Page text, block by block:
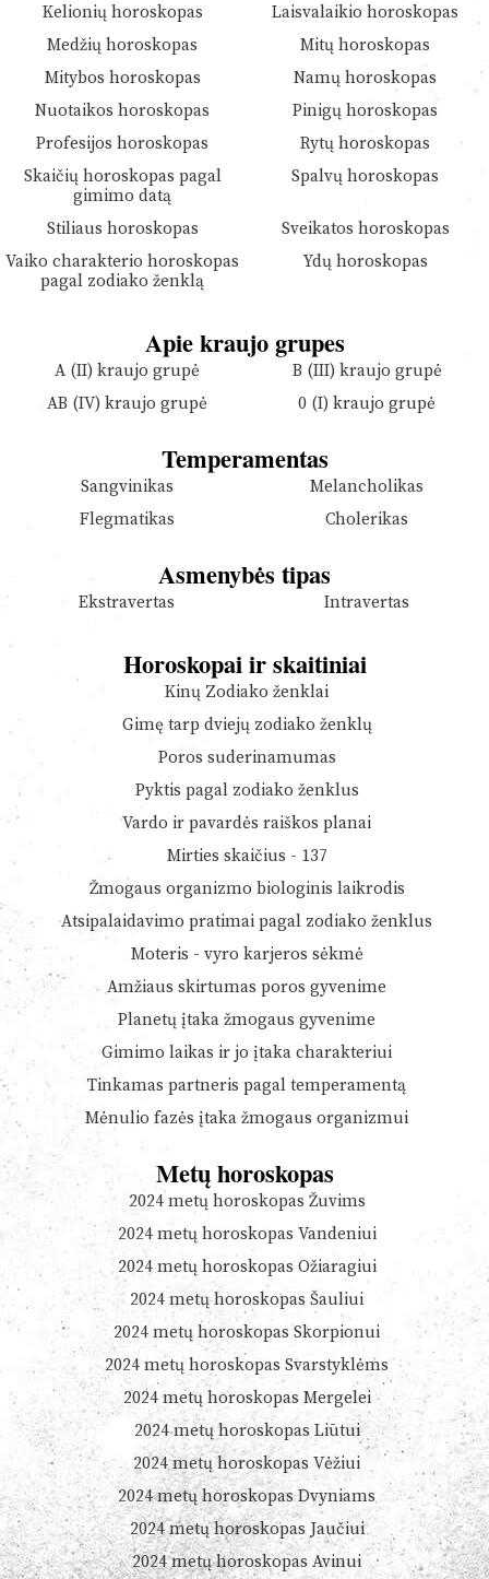
Kelionių horoskopas
Laisvalaikio horoskopas
Medžių horoskopas
Mitų horoskopas
Mitybos horoskopas
Namų horoskopas
Nuotaikos horoskopas
Pinigų horoskopas
Profesijos horoskopas
Rytų horoskopas
Skaičių horoskopas pagal
gimimo datą
Spalvų horoskopas
Stiliaus horoskopas
Sveikatos horoskopas
Vaiko charakterio horoskopas
pagal zodiako ženklą
Ydų horoskopas
Apie kraujo grupes
A (II) kraujo grupė
B (III) kraujo grupė
AB (IV) kraujo grupė
0 (I) kraujo grupė
Temperamentas
Sangvinikas
Melancholikas
Flegmatikas
Cholerikas
Asmenybės tipas
Ekstravertas Intravertas
Horoskopai ir skaitiniai
Kinų Zodiako ženklai
Gimę tarp dviejų zodiako ženklų
Poros suderinamumas
Pyktis pagal zodiako ženklus
Vardo ir pavardės raiškos planai
Mirties skaičius - 137
Žmogaus organizmo biologinis laikrodis
Atsipalaidavimo pratimai pagal zodiako ženklus
Moteris - vyro karjeros sėkmė
Amžiaus skirtumas poros gyvenime
Planetų įtaka žmogaus gyvenime
Gimimo laikas ir jo įtaka charakteriui
Tinkamas partneris pagal temperamentą
Mėnulio fazės įtaka žmogaus organizmui
Metų horoskopas
2024 metų horoskopas Žuvims
2024 metų horoskopas Vandeniui
2024 metų horoskopas Ožiaragiui
2024 metų horoskopas Šauliui
2024 metų horoskopas Skorpionui
2024 metų horoskopas Svarstyklėms
2024 metų horoskopas Mergelei
2024 metų horoskopas Liūtui
2024 metų horoskopas Vėžiui
2024 metų horoskopas Dvyniams
2024 metų horoskopas Jaučiui
2024 metų horoskopas Avinui